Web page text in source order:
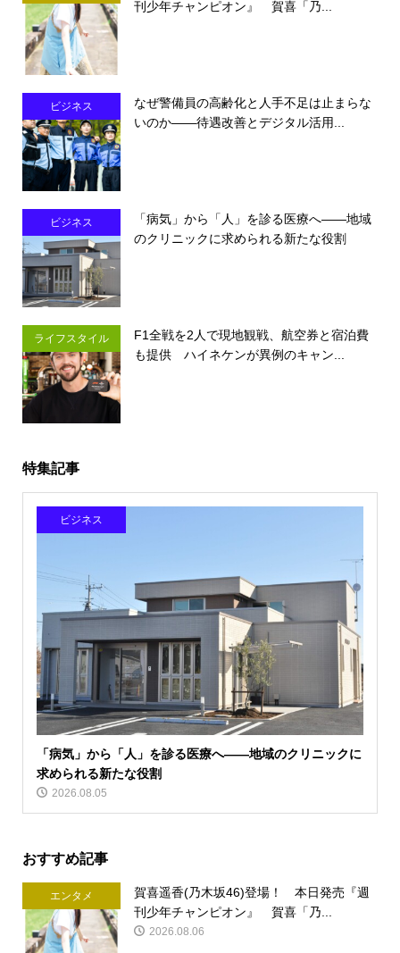
刊少年チャンピオン』 賀喜「乃...
ビジネス
なぜ警備員の高齢化と人手不足は止まらな
いのか――待遇改善とデジタル活用...
ビジネス
「病気」から「人」を診る医療へ――地域
のクリニックに求められる新たな役割
ライフスタイル
F1全戦を2人で現地観戦、航空券と宿泊費
も提供 ハイネケンが異例のキャン...
特集記事
ビジネス
「病気」から「人」を診る医療へ――地域のクリニックに
求められる新たな役割
2026.08.05
おすすめ記事
エンタメ
賀喜遥香(乃木坂46)登場！ 本日発売『週
刊少年チャンピオン』 賀喜「乃...
2026.08.06